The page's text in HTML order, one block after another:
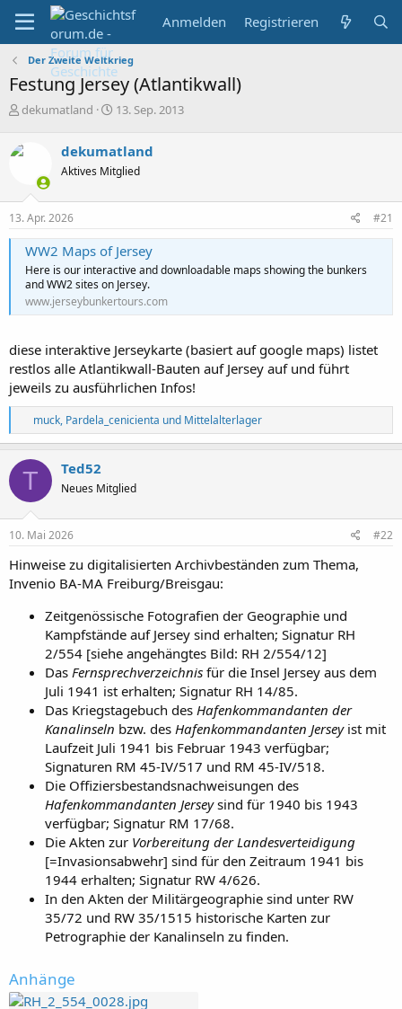
Anmelden Registrieren
Der Zweite Weltkrieg
Festung Jersey (Atlantikwall)
E
s
t
l
e
dekumatland
E
t
e
l
m
13. Sep. 2013
dekumatland
Aktives Mitglied
13. Apr. 2026 #21
WW2 Maps of Jersey
Here is our interactive and downloadable maps showing the bunkers
and WW2 sites on Jersey.
www.jerseybunkertours.com
diese interaktive Jerseykarte (basiert auf google maps) listet
restlos alle Atlantikwall-Bauten auf Jersey auf und führt
jeweils zu ausführlichen Infos!
R
e
a
k
t
o
n
e
:
muck, Pardela_cenicienta und Mittelalterlager
T Ted52
Neues Mitglied
10. Mai 2026 #22
Hinweise zu digitalisierten Archivbeständen zum Thema,
Invenio BA-MA Freiburg/Breisgau:
Zeitgenössische Fotografien der Geographie und
Kampfstände auf Jersey sind erhalten; Signatur RH
2/554 [siehe angehängtes Bild: RH 2/554/12]
Das Fernsprechverzeichnis für die Insel Jersey aus dem
Juli 1941 ist erhalten; Signatur RH 14/85.
Das Kriegstagebuch des Hafenkommandanten der
Kanalinseln bzw. des Hafenkommandanten Jerseyist mit
Laufzeit Juli 1941 bis Februar 1943 verfügbar;
Signaturen RM 45-IV/517 und RM 45-IV/518.
Die Offiziersbestandsnachweisungen des
Hafenkommandanten Jerseysind für 1940 bis 1943
verfügbar; Signatur RM 17/68.
Die Akten zur Vorbereitung der Landesverteidigung
[=Invasionsabwehr] sind für den Zeitraum 1941 bis
1944 erhalten; Signatur RW 4/626.
In den Akten der Militärgeographie sind unter RW
35/72 und RW 35/1515 historische Karten zur
Petrographie der Kanalinseln zu finden.
Anhänge